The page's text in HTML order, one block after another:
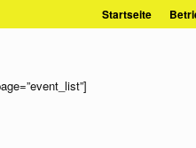
Startseite